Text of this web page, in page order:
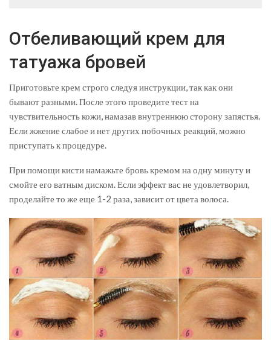
Отбеливающий крем для
татуажа бровей
Приготовьте крем строго следуя инструкции, так как они
бывают разными. После этого проведите тест на
чувствительность кожи, намазав внутреннюю сторону запястья.
Если жжение слабое и нет других побочных реакций, можно
приступать к процедуре.
При помощи кисти намажьте бровь кремом на одну минуту и
смойте его ватным диском. Если эффект вас не удовлетворил,
проделайте то же еще 1-2 раза, зависит от цвета волоса.